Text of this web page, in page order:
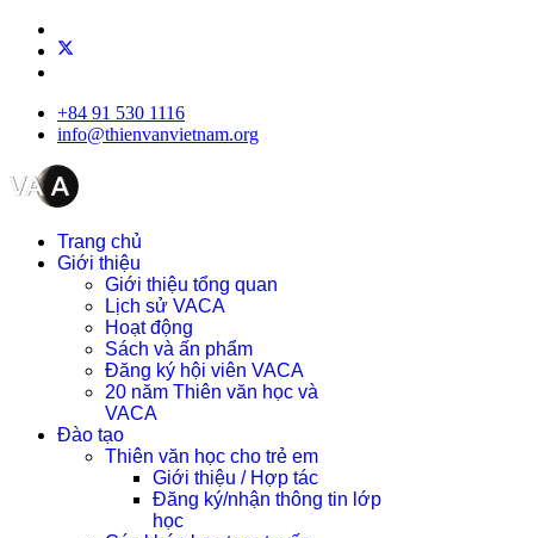
+84 91 530 1116
info@thienvanvietnam.org
Trang chủ
Giới thiệu
Giới thiệu tổng quan
Lịch sử VACA
Hoạt động
Sách và ấn phẩm
Đăng ký hội viên VACA
20 năm Thiên văn học và
VACA
Đào tạo
Thiên văn học cho trẻ em
Giới thiệu / Hợp tác
Đăng ký/nhận thông tin lớp
học